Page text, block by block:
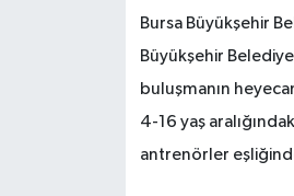
Bursa Büyükşehir
Büyükşehir
buluşmanın
4-16 yaş
antrenörler